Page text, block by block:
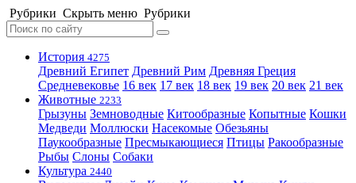
Рубрики Скрыть меню Рубрики
История 4275
Древний Египет Древний Рим Древняя Греция
Средневековье 16 век 17 век 18 век 19 век 20 век 21 век
Животные 2233
Грызуны Земноводные Китообразные Копытные Кошки
Медведи Моллюски Насекомые Обезьяны
Паукообразные Пресмыкающиеся Птицы Ракообразные
Рыбы Слоны Собаки
Культура 2440